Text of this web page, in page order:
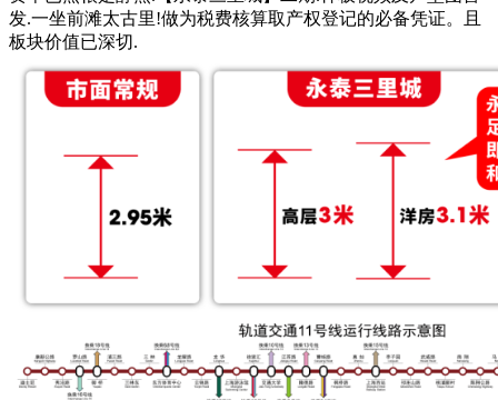
发.一坐前滩太古里!做为税费核算取产权登记的必备凭证。且
板块价值已深切.